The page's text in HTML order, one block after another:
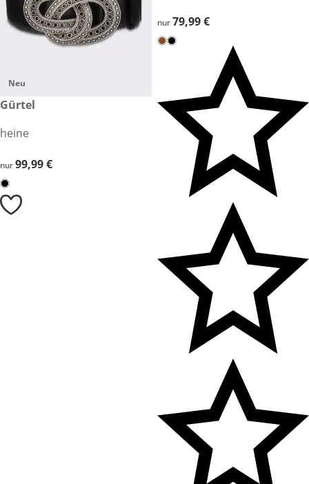
Neu
99,99 €
Gürtel
heine
99,99 €
nur99,99 €
79,99 €
nur79,99 €